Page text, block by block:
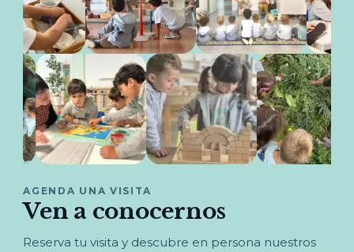
AGENDA UNA VISITA
Ven a conocernos
Reserva tu visita y descubre en persona nuestros